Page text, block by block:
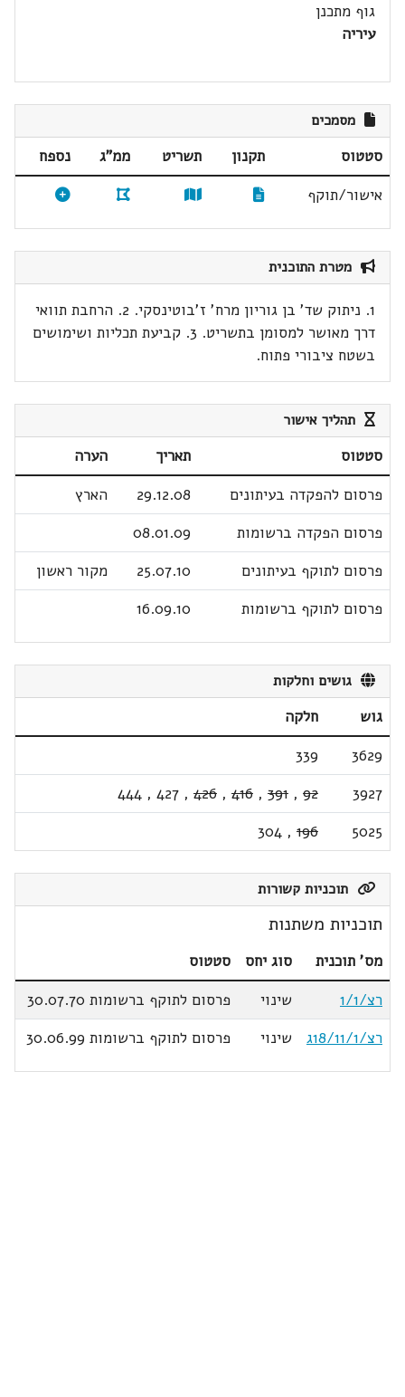
גוף מתכנן
עיריה
מסמכים
סטטוס תקנון תשריט ממ"ג
נספח
אישור/תוקף
מטרת התוכנית
1. ניתוק שד' בן גוריון מרח' ז'בוטינסקי. 2. הרחבת תוואי
דרך מאושר למסומן בתשריט. 3. קביעת תכליות ושימושים
בשטח ציבורי פתוח.
תהליך אישור
סטטוס תאריך
הערה
פרסום להפקדה בעיתונים
29.12.08
הארץ
פרסום הפקדה ברשומות
08.01.09
פרסום לתוקף בעיתונים
25.07.10
מקור ראשון
פרסום לתוקף ברשומות
16.09.10
גושים וחלקות
גוש
חלקה
3629
339
3927
92
,
391
,
416
,
426
,
427
,
444
5025
196
,
304
תוכניות קשורות
תוכניות משתנות
מס' תוכנית סוג יחס
סטטוס
רצ/1/1
שינוי
פרסום לתוקף ברשומות 30.07.70
רצ/18/11/1ג
שינוי פרסום לתוקף ברשומות 30.06.99